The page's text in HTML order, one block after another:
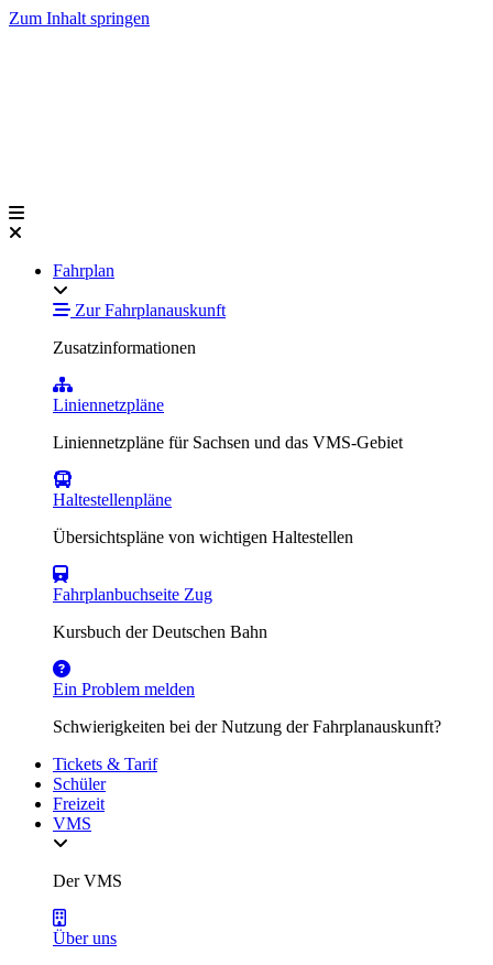
Zum Inhalt springen
Fahrplan
Zur Fahrplanauskunft
Zusatzinformationen
Liniennetzpläne
Liniennetzpläne für Sachsen und das VMS-Gebiet
Haltestellenpläne
Übersichtspläne von wichtigen Haltestellen
Fahrplanbuchseite Zug
Kursbuch der Deutschen Bahn
Ein Problem melden
Schwierigkeiten bei der Nutzung der Fahrplanauskunft?
Tickets & Tarif
Schüler
Freizeit
VMS
Der VMS
Über uns